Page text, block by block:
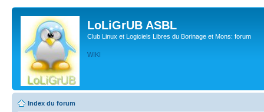
LoLiGrUB ASBL
Club Linux et Logiciels Libres du Borinage et Mons: forum
WIKI
Index du forum